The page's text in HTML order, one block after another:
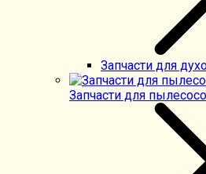
Запчасти для
Запчасти для